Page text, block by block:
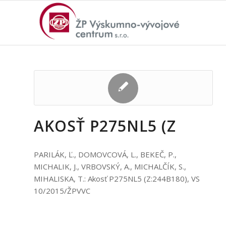
AKOSŤ P275NL5 (Z
PARILÁK, Ľ., DOMOVCOVÁ, L., BEKEČ, P.,
MICHALIK, J., VRBOVSKÝ, A., MICHALČÍK, S.,
MIHALISKA, T.: Akosť P275NL5 (Z:244B180), VS
10/2015/ŽPVVC